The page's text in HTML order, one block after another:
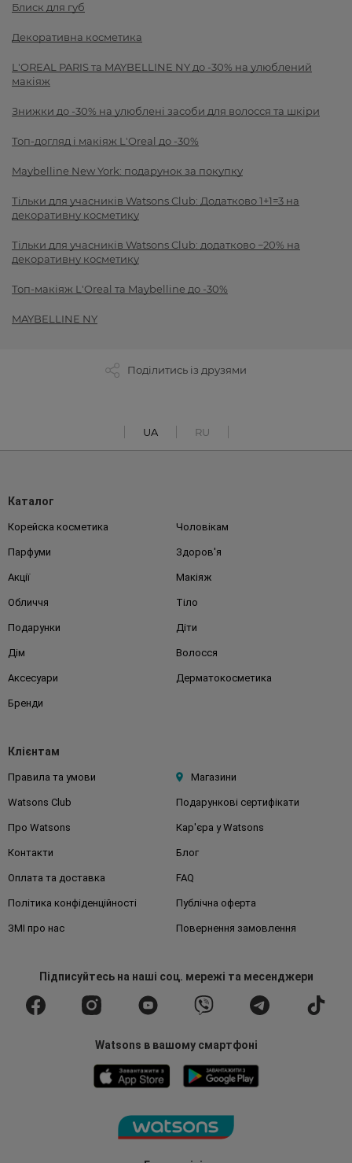
Блиск для губ
Декоративна косметика
L'OREAL PARIS та MAYBELLINE NY до -30% на улюблений
макіяж
Знижки до -30% на улюблені засоби для волосся та шкіри
Топ-догляд і макіяж L'Oreal до -30%
Maybelline New York: подарунок за покупку
Тільки для учасників Watsons Club: Додатково 1+1=3 на
декоративну косметику
Тільки для учасників Watsons Club: додатково −20% на
декоративну косметику
Топ-макіяж L'Oreal та Maybelline до -30%
MAYBELLINE NY
Поділитись із друзями
UA RU
Каталог
Корейска косметика Чоловікам
Парфуми Здоров'я
Акції Макіяж
Обличчя Тіло
Подарунки Діти
Дім Волосся
Аксесуари Дерматокосметика
Бренди
Клієнтам
Правила та умови Магазини
Watsons Club Подарункові сертифікати
Про Watsons Кар'єра у Watsons
Контакти Блог
Оплата та доставка FAQ
Політика конфіденційності Публічна оферта
ЗМІ про нас Повернення замовлення
Підписуйтесьна наші соц. мережі та месенджери
Watsons в вашому смартфоні